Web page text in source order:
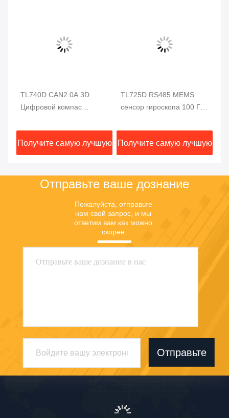
TL725D RS485 MEMS
сенсор гироскопа 100 Гц
автоматического
вождения
Получите самую лучшую
RION Одноосевая
инерциальная
Mems 0,01 градусный
датчик скорости
Получите самую лучшую
Отправьте ваше дознание
Пожалуйста, отправьте
нам свой запрос, и мы
ответим вам как можно
скорее.
Отправьте